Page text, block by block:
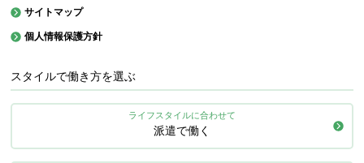
サイトマップ
個人情報保護方針
スタイルで働き方を選ぶ
ライフスタイルに合わせて
派遣で働く